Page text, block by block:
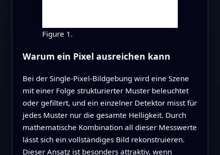
Figure 1.
Warum ein Pixel ausreichen kann
Bei der Single‑Pixel‑Bildgebung wird eine Szene
mit einer Folge strukturierter Muster beleuchtet
oder gefiltert, und ein einzelner Detektor misst für
jedes Muster nur die gesamte Helligkeit. Durch
mathematische Kombination all dieser Messwerte
lässt sich ein vollständiges Bild rekonstruieren.
Dieser Ansatz ist besonders attraktiv, wenn